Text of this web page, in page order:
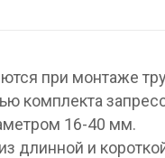
при монтаже
комплекта
16-40 мм.
длинной и